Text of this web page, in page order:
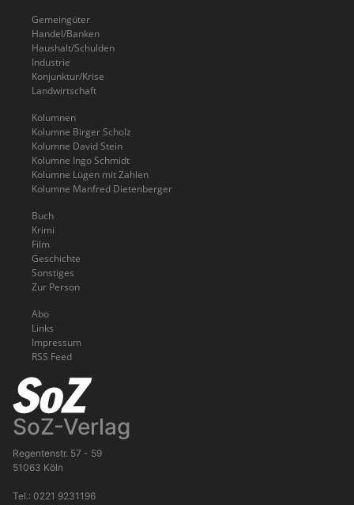
Gemeingüter
Handel/Banken
Haushalt/Schulden
Industrie
Konjunktur/Krise
Landwirtschaft
Kolumnen
Kolumne Birger Scholz
Kolumne David Stein
Kolumne Ingo Schmidt
Kolumne Lügen mit Zahlen
Kolumne Manfred Dietenberger
Buch
Krimi
Film
Geschichte
Sonstiges
Zur Person
Abo
Links
Impressum
RSS Feed
SoZ-Verlag
Regentenstr. 57 - 59
51063 Köln
Tel.: 0221 9231196